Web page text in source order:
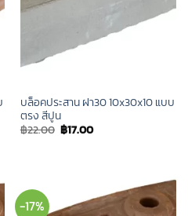
บล็อคประสาน ฝา30 10x30x10 แบบ
ตรง สีปูน
฿22.00 Original
price
฿17.00Current
-17%